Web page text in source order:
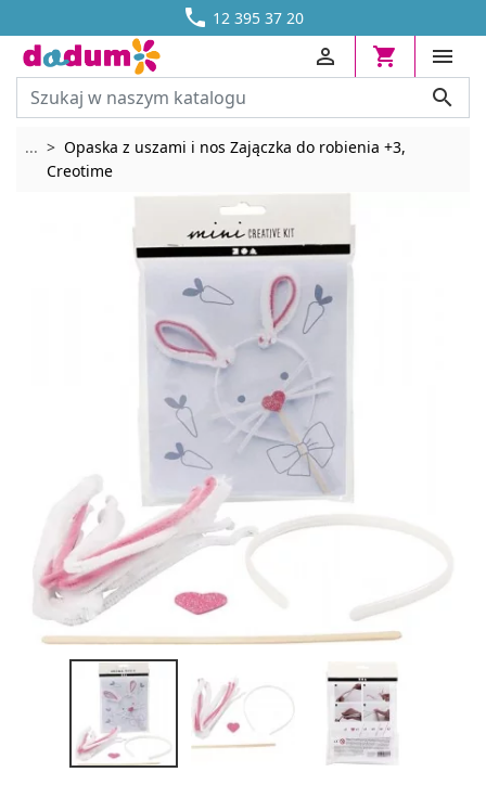
 12 395 37 20
DOSTAWA OD 13,70 ZŁ





... Rozwiń breadcrumbs
Opaska z uszami i nos Zajączka do robienia +3,
Creotime